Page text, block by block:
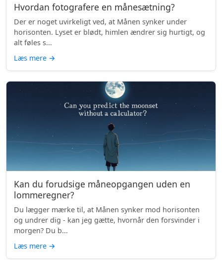
Hvordan fotografere en månesætning?
Der er noget uvirkeligt ved, at Månen synker under
horisonten. Lyset er blødt, himlen ændrer sig hurtigt, og
alt føles s...
Læs mere →
Kan du forudsige måneopgangen uden en
lommeregner?
Du lægger mærke til, at Månen synker mod horisonten
og undrer dig - kan jeg gætte, hvornår den forsvinder i
morgen? Du b...
Læs mere →